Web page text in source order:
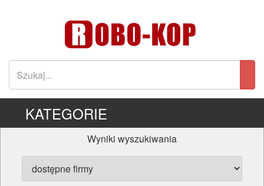
KATEGORIE
Wyniki wyszukiwania